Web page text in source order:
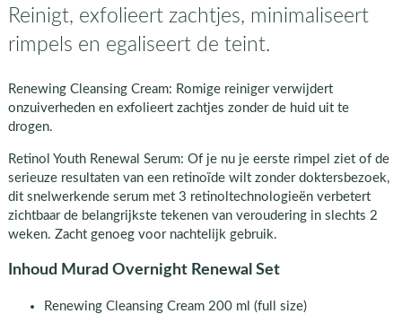
Reinigt, exfolieert zachtjes, minimaliseert
rimpels en egaliseert de teint.
Renewing Cleansing Cream: Romige reiniger verwijdert
onzuiverheden en exfolieert zachtjes zonder de huid uit te
drogen.
Retinol Youth Renewal Serum: Of je nu je eerste rimpel ziet of de
serieuze resultaten van een retinoïde wilt zonder doktersbezoek,
dit snelwerkende serum met 3 retinoltechnologieën verbetert
zichtbaar de belangrijkste tekenen van veroudering in slechts 2
weken. Zacht genoeg voor nachtelijk gebruik.
Inhoud Murad Overnight Renewal Set
Renewing Cleansing Cream 200 ml (full size)